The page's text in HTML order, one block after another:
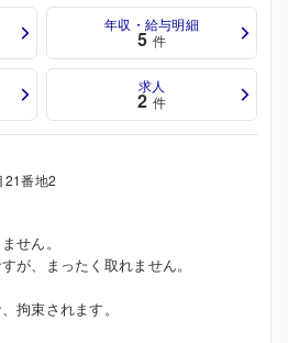
年収・給与明細
5 件
求人
2 件
21番地2
せん。
が、まったく取れません。
拘束されます。